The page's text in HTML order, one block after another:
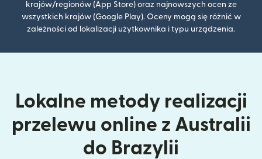
krajów/regionów (App Store) oraz najnowszych ocen ze
wszystkich krajów (Google Play). Oceny mogą się różnić w
zależności od lokalizacji użytkownika i typu urządzenia.
Lokalne metody realizacji
przelewu online z Australii
do Brazylii